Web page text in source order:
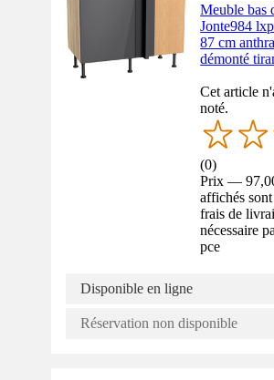
Meuble bas
Jonte984
87 cm
démonté
Cet article
noté.
(0)
Prix —
affichés
frais de
nécessaire
pce
Disponible en ligne
Réservation non disponible